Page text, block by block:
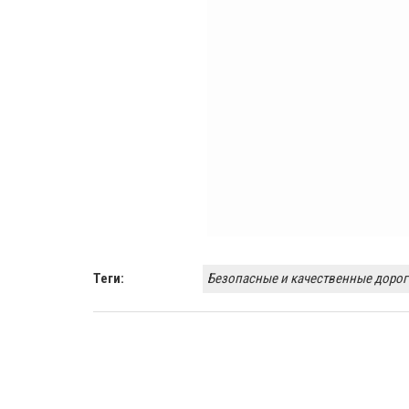
Теги: Безопасные и качественные